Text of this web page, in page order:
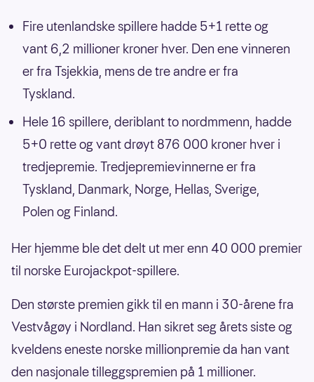
Fire utenlandske spillere hadde 5+1 rette og
vant 6,2 millioner kroner hver. Den ene vinneren
er fra Tsjekkia, mens de tre andre er fra
Tyskland.
Hele 16 spillere, deriblant to nordmmenn, hadde
5+0 rette og vant drøyt 876 000 kroner hver i
tredjepremie. Tredjepremievinnerne er fra
Tyskland, Danmark, Norge, Hellas, Sverige,
Polen og Finland.
Her hjemme ble det delt ut mer enn 40 000 premier
til norske Eurojackpot-spillere.
Den største premien gikk til en mann i 30-årene fra
Vestvågøy i Nordland. Han sikret seg årets siste og
kveldens eneste norske millionpremie da han vant
den nasjonale tilleggspremien på 1 millioner.